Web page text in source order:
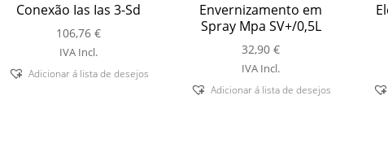
Conexão Ias Ias 3-Sd
106,76€
IVA Incl.
Adicionar á lista de desejos
Envernizamento em
Spray Mpa SV+/0,5L
32,90€
IVA Incl.
Adicionar á lista de desejos